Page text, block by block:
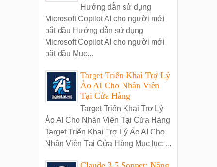
Hướng dẫn sử dụng
Microsoft Copilot AI cho người mới
bắt đầu Hướng dẫn sử dụng
Microsoft Copilot AI cho người mới
bắt đầu Mục...
Target Triển Khai Trợ Lý
Ảo AI Cho Nhân Viên
Tại Cửa Hàng
Target Triển Khai Trợ Lý
Ảo AI Cho Nhân Viên Tại Cửa Hàng
Target Triển Khai Trợ Lý Ảo AI Cho
Nhân Viên Tại Cửa Hàng Mục lục: ...